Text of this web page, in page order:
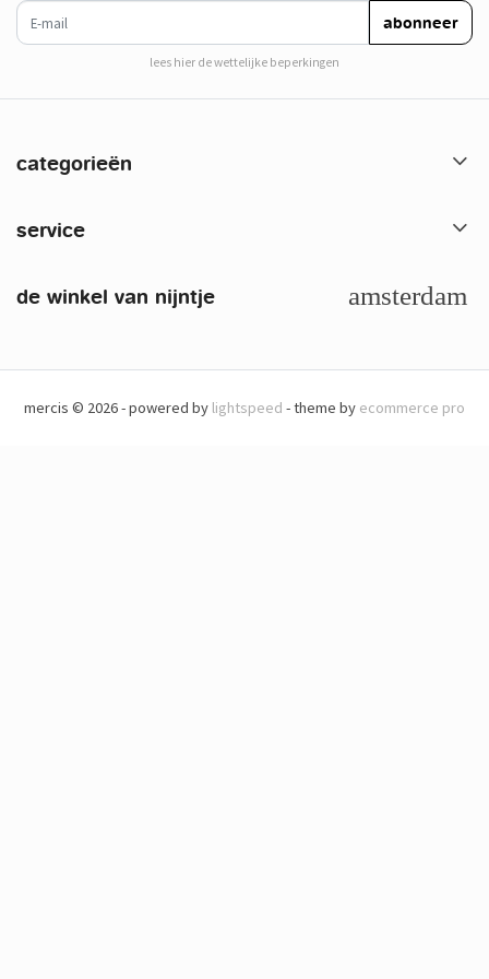
e-mail
abonneer
lees hier de wettelijke beperkingen
categorieën
service
de winkel van nijntje
mercis © 2026 - powered by lightspeed - theme by ecommerce pro